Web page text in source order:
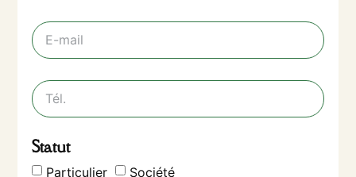
Statut
Particulier Société